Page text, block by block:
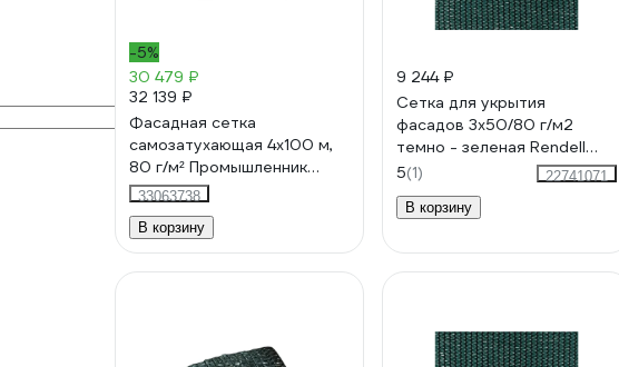
-5%
30 479 ₽
32 139 ₽
Фасадная сетка
самозатухающая 4x100 м,
80 г/м² Промышленник
С410080
33063738
В корзину
9 244 ₽
Сетка для укрытия
фасадов 3х50/80 г/м2
темно - зеленая Rendell
00-00000712
5(1)
22741071
В корзину